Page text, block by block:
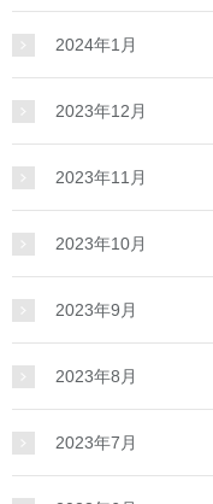
2024年1月
2023年12月
2023年11月
2023年10月
2023年9月
2023年8月
2023年7月